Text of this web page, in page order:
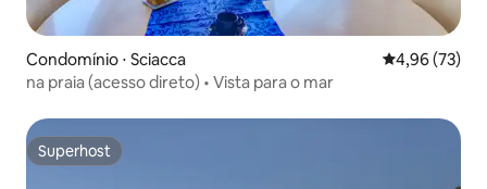
Condomínio ⋅ Sciacca 4,96 de uma
4,96 (73)
na praia (acesso direto) • Vista para o mar
Superhost
Superhost